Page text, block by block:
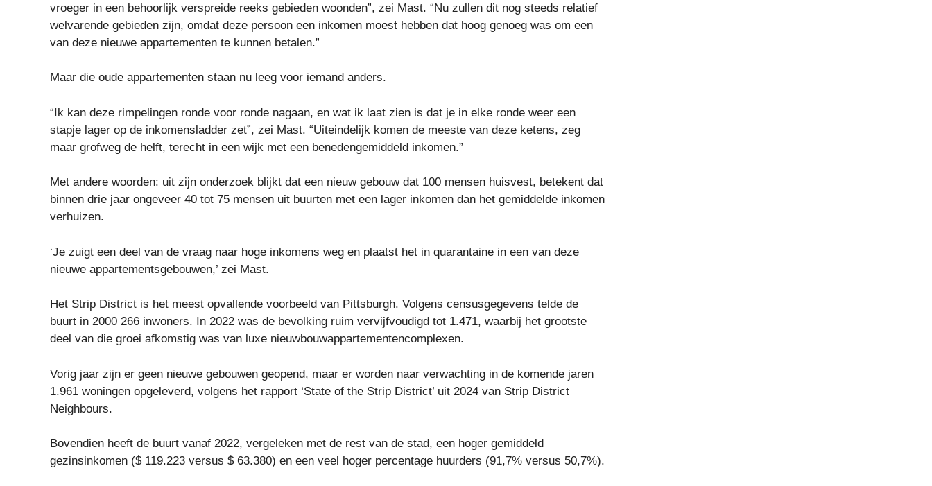
vroeger in een behoorlijk verspreide reeks gebieden woonden”, zei Mast. “Nu zullen dit nog steeds relatief
welvarende gebieden zijn, omdat deze persoon een inkomen moest hebben dat hoog genoeg was om een ​​
van deze nieuwe appartementen te kunnen betalen.”
Maar die oude appartementen staan ​​nu leeg voor iemand anders.
“Ik kan deze rimpelingen ronde voor ronde nagaan, en wat ik laat zien is dat je in elke ronde weer een
stapje lager op de inkomensladder zet”, zei Mast. “Uiteindelijk komen de meeste van deze ketens, zeg
maar grofweg de helft, terecht in een wijk met een benedengemiddeld inkomen.”
Met andere woorden: uit zijn onderzoek blijkt dat een nieuw gebouw dat 100 mensen huisvest, betekent dat
binnen drie jaar ongeveer 40 tot 75 mensen uit buurten met een lager inkomen dan het gemiddelde inkomen
verhuizen.
‘Je zuigt een deel van de vraag naar hoge inkomens weg en plaatst het in quarantaine in een van deze
nieuwe appartementsgebouwen,’ zei Mast.
Het Strip District is het meest opvallende voorbeeld van Pittsburgh. Volgens censusgegevens telde de
buurt in 2000 266 inwoners. In 2022 was de bevolking ruim vervijfvoudigd tot 1.471, waarbij het grootste
deel van die groei afkomstig was van luxe nieuwbouwappartementencomplexen.
Vorig jaar zijn er geen nieuwe gebouwen geopend, maar er worden naar verwachting in de komende jaren
1.961 woningen opgeleverd, volgens het rapport ‘State of the Strip District’ ​​uit 2024 van Strip District
Neighbours.
Bovendien heeft de buurt vanaf 2022, vergeleken met de rest van de stad, een hoger gemiddeld
gezinsinkomen ($ 119.223 versus $ 63.380) en een veel hoger percentage huurders (91,7% versus 50,7%).